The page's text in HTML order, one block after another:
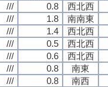
/// 0.8
西北西
/// 1.8
南南東
/// 1.4
西北西
/// 0.5
西北西
/// 0.6
西北西
/// 0.8
南東
/// 0.8
南西